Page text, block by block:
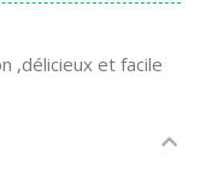
,délicieux et facile